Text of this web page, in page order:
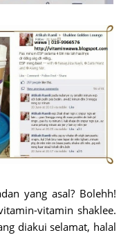
yang asal? Bolehh!
vitamin shaklee.
diakui selamat, halal